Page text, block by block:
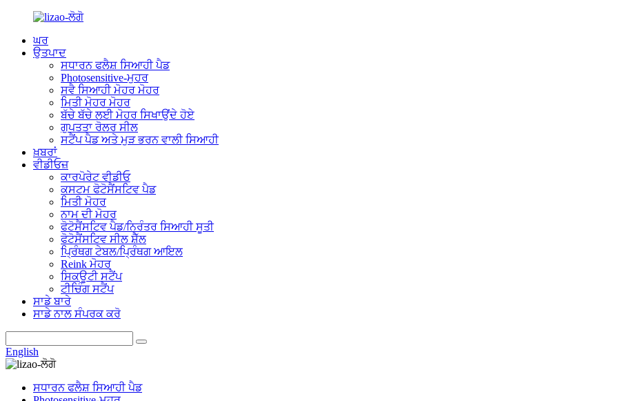
ਘਰ
ਉਤਪਾਦ
ਸਧਾਰਨ ਫਲੈਸ਼ ਸਿਆਹੀ ਪੈਡ
Photosensitive-ਮੁਹਰ
ਸਵੈ ਸਿਆਹੀ ਮੋਹਰ ਮੋਹਰ
ਮਿਤੀ ਮੋਹਰ ਮੋਹਰ
ਬੱਚੇ ਬੱਚੇ ਲਈ ਮੋਹਰ ਸਿਖਾਉਂਦੇ ਹੋਏ
ਗੁਪਤਤਾ ਰੋਲਰ ਸੀਲ
ਸਟੈਂਪ ਪੈਡ ਅਤੇ ਮੁੜ ਭਰਨ ਵਾਲੀ ਸਿਆਹੀ
ਖ਼ਬਰਾਂ
ਵੀਡੀਓਜ਼
ਕਾਰਪੋਰੇਟ ਵੀਡੀਓ
ਕਸਟਮ ਫੋਟੋਸੈਂਸਟਿਵ ਪੈਡ
ਮਿਤੀ ਮੋਹਰ
ਨਾਮ ਦੀ ਮੋਹਰ
ਫੋਟੋਸੈਂਸਟਿਵ ਪੈਡ/ਨਿਰੰਤਰ ਸਿਆਹੀ ਸੂਤੀ
ਫੋਟੋਸੈਂਸਟਿਵ ਸੀਲ ਸ਼ੈੱਲ
ਪ੍ਰਿੰਥਗ ਟੇਬਲ/ਪ੍ਰਿੰਥਗ ਆਇਲ
Reink ਮੋਹਰ
ਸਿਕਊਟੀ ਸਟੈਂਪ
ਟੀਚਿੰਗ ਸਟੈਂਪ
ਸਾਡੇ ਬਾਰੇ
ਸਾਡੇ ਨਾਲ ਸੰਪਰਕ ਕਰੋ
English
ਸਧਾਰਨ ਫਲੈਸ਼ ਸਿਆਹੀ ਪੈਡ